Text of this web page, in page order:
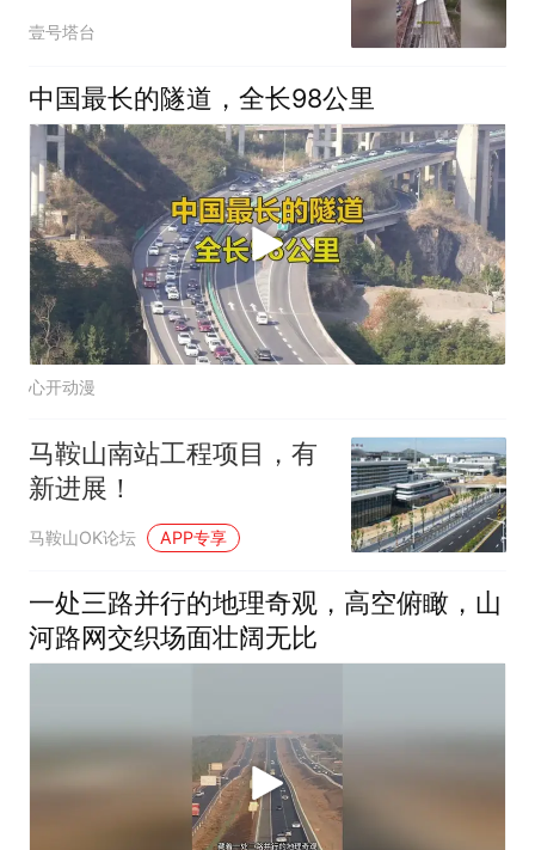
年底通车
壹号塔台
中国最长的隧道，全长98公里
心开动漫
马鞍山南站工程项目，有
新进展！
马鞍山OK论坛 APP专享
一处三路并行的地理奇观，高空俯瞰，山
河路网交织场面壮阔无比